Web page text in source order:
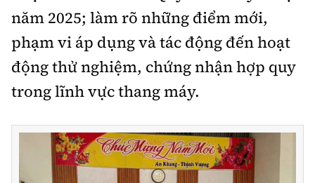
năm 2025; làm rõ những điểm mới,
phạm vi áp dụng và tác động đến hoạt
động thử nghiệm, chứng nhận hợp quy
trong lĩnh vực thang máy.